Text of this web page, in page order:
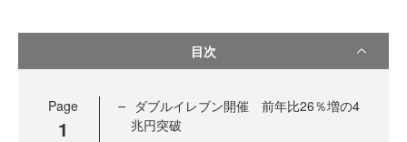
目次
Page
1
ダブルイレブン開催 前年比26％増の4
兆円突破